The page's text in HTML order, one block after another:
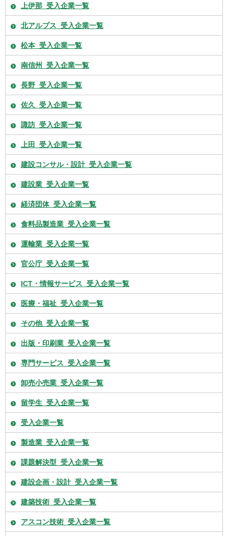
上伊那_受入企業一覧
北アルプス_受入企業一覧
松本_受入企業一覧
南信州_受入企業一覧
長野_受入企業一覧
佐久_受入企業一覧
諏訪_受入企業一覧
上田_受入企業一覧
建設コンサル・設計_受入企業一覧
建設業_受入企業一覧
経済団体_受入企業一覧
食料品製造業_受入企業一覧
運輸業_受入企業一覧
官公庁_受入企業一覧
ICT・情報サービス_受入企業一覧
医療・福祉_受入企業一覧
その他_受入企業一覧
出版・印刷業_受入企業一覧
専門サービス_受入企業一覧
卸売小売業_受入企業一覧
留学生_受入企業一覧
受入企業一覧
製造業_受入企業一覧
課題解決型_受入企業一覧
建設企画・設計_受入企業一覧
建築技術_受入企業一覧
アスコン技術_受入企業一覧